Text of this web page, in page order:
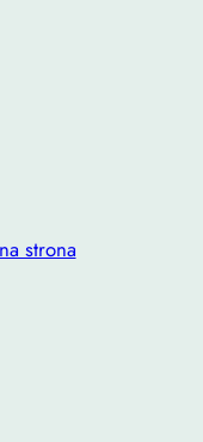
strona